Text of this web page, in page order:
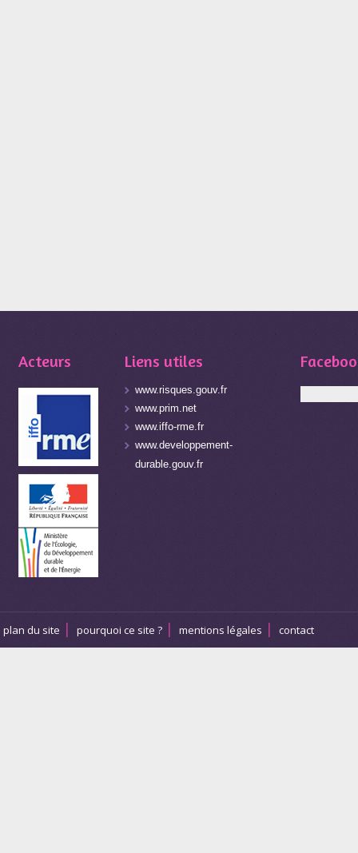
Acteurs Liens utiles
www.risques.gouv.fr
www.prim.net
www.iffo-rme.fr
www.developpement-
durable.gouv.fr
plan du site pourquoi ce site ? mentions légales contact